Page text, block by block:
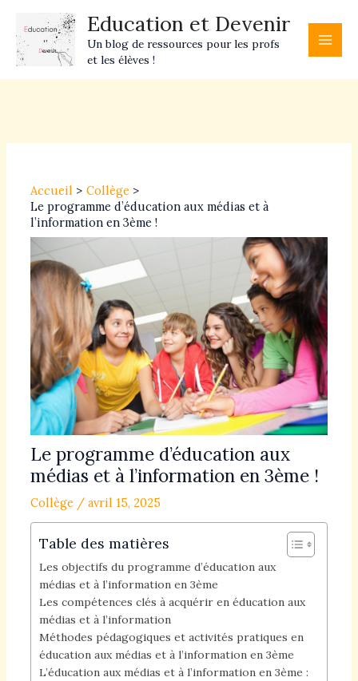
contenu
Education et Devenir
Un blog de ressources pour les profs
et les élèves !
Accueil
Collège
Le programme d’éducation aux médias et à
l’information en 3ème !
Le programme d’éducation aux
médias et à l’information en 3ème !
Collège / avril 15, 2025
Table des matières
Les objectifs du programme d’éducation aux
médias et à l’information en 3ème
Les compétences clés à acquérir en éducation aux
médias et à l’information
Méthodes pédagogiques et activités pratiques en
éducation aux médias et à l’information en 3ème
L’éducation aux médias et à l’information en 3ème :